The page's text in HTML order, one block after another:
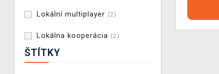
Lokální multiplayer (2)
Lokálna kooperácia (2)
ŠTÍTKY